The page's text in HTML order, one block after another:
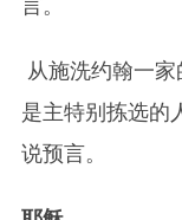
言。
从施洗约翰一
是主特别拣选的
说预言。